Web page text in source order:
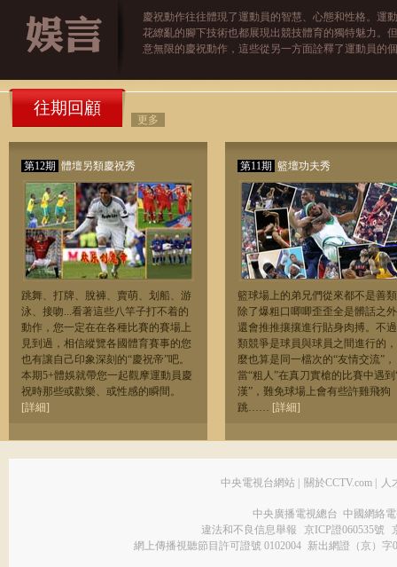
慶祝動作往往體現了運動員的智慧、心態和性格。運
花繚亂的腳下技術也都展現出競技體育的獨特魅力。
意無限的慶祝動作，這些從另一方面詮釋了運動員的
往期回顧
更多
第12期 體壇另類慶祝秀
跳舞、打牌、脫褲、賣萌、划船、游
泳、接吻...看著這些八竿子打不着的
動作，您一定在在各種比賽的賽場上
見到過，相信縱覽各國體育賽事的您
也有讓自己印象深刻的“慶祝帝”吧。
本期5+體娛就帶您一起觀摩運動員慶
祝時那些或歡樂、或性感的瞬間。
[詳細]
第11期 籃壇功夫秀
籃球場上的弟兄們從來都不是善
除了爆粗口唧唧歪歪全是髒話之
還會推推攘攘進行貼身肉搏。不
類競爭是球員與球員之間進行的
麼也算是同一檔次的“友情交流”，
當“粗人”在真刀實槍的比賽中遇到
漢”，難免球場上會有些許雞飛狗
跳…… [詳細]
中央電視台網站 關於CCTV.com 人
中央廣播電視總台 中國網絡
違法和不良信息舉報
京ICP證060535號
網上傳播視聽節目許可證號 0102004 新出網證（京）